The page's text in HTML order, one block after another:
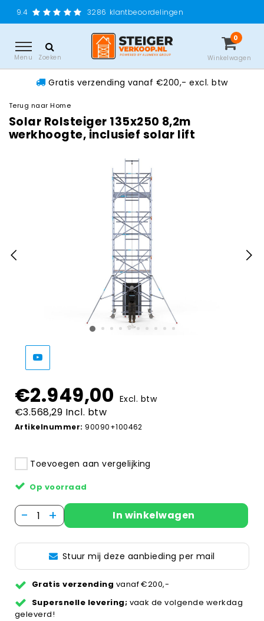
3286 klantbeoordelingen
Menu Zoeken
0
Winkelwagen
Gratis verzending vanaf €200,- excl. btw
Terug naar Home
Solar Rolsteiger 135x250 8,2m
werkhoogte, inclusief solar lift
€2.949,00 Excl. btw
€3.568,29 Incl. btw
Artikelnummer: 90090+100462
Toevoegen aan vergelijking
Op voorraad
- + In winkelwagen
Stuur mij deze aanbieding per mail
Gratis verzending vanaf €200,-
Supersnelle levering; vaak de volgende werkdag
geleverd!